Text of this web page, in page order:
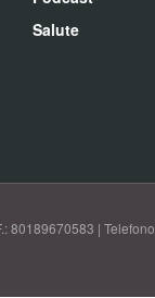
Salute
80189670583 |